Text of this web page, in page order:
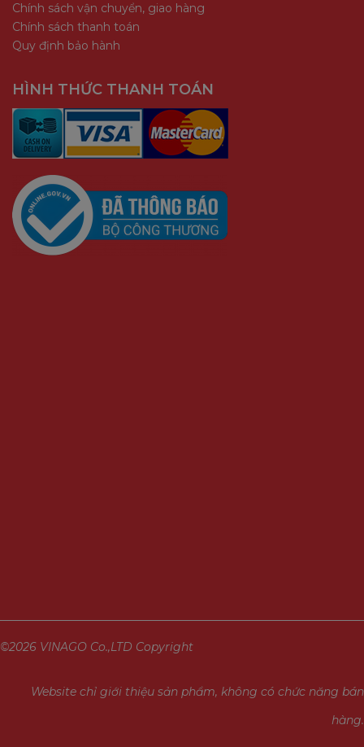
Chính sách vận chuyển, giao hàng
Chính sách thanh toán
Quy định bảo hành
HÌNH THỨC THANH TOÁN
©2026 VINAGO Co.,LTD Copyright
Website chỉ giới thiệu sản phẩm, không có chức năng bán
hàng.